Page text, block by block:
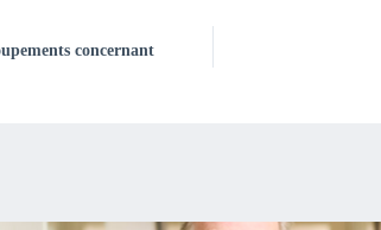
concernant